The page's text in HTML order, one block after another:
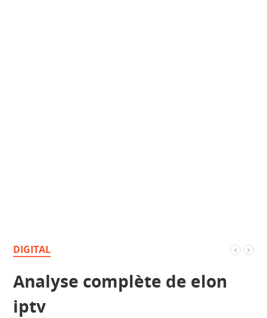
DIGITAL
Analyse complète de elon
iptv